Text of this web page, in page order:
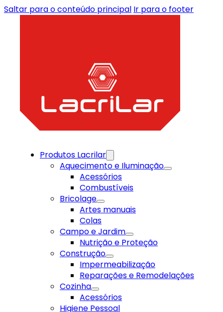
Saltar para o conteúdo principal Ir para o footer
Produtos Lacrilar
Aquecimento e Iluminação
Acessórios
Combustíveis
Bricolage
Artes manuais
Colas
Campo e Jardim
Nutrição e Proteção
Construção
Impermeabilização
Reparações e Remodelações
Cozinha
Acessórios
Higiene Pessoal